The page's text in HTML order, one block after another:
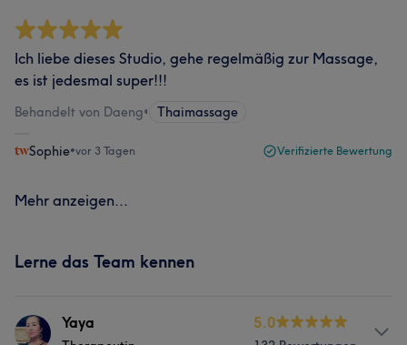
Ich liebe dieses Studio, gehe regelmäßig zur Massage,
es ist jedesmal super!!!
Behandelt von Daeng• Thaimassage
Sophie•vor 3 Tagen Verifizierte Bewertung
Mehr anzeigen...
Lerne das Team kennen
Yaya 5.0